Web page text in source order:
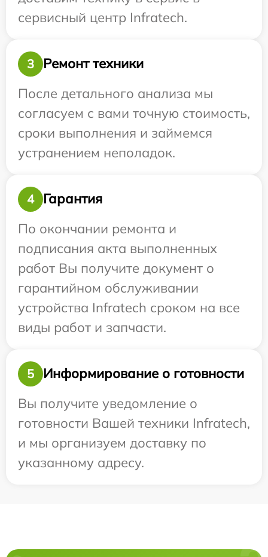
сервисный центр Infratech.
3
Ремонт техники
После детального анализа мы
согласуем с вами точную стоимость,
сроки выполнения и займемся
устранением неполадок.
4
Гарантия
По окончании ремонта и
подписания акта выполненных
работ Вы получите документ о
гарантийном обслуживании
устройства Infratech сроком на все
виды работ и запчасти.
5
Информирование о готовности
Вы получите уведомление о
готовности Вашей техники Infratech,
и мы организуем доставку по
указанному адресу.